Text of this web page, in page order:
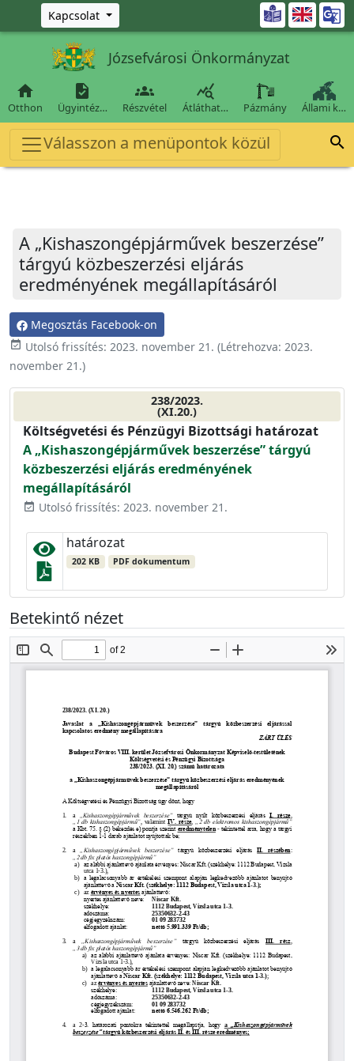
Ugrás a fő tartalomra
Kapcsolat 
Józsefvárosi Önkormányzat

Otthon

Ügyintéz…

Részvétel

Átláthat… Pázmány Állami k…
Válasszon a menüpontok közül 
A „Kishaszongépjárművek beszerzése”
tárgyú közbeszerzési eljárás
eredményének megállapításáról
Megosztás Facebook-on
event_available Utolsó frissítés: 2023. november 21. (Létrehozva: 2023.
november 21.)
238/2023.
(XI.20.)
Költségvetési és Pénzügyi Bizottsági határozat
A „Kishaszongépjárművek beszerzése” tárgyú
közbeszerzési eljárás eredményének
megállapításáról
event_available Utolsó frissítés: 2023. november 21.
határozat
202 KB PDF dokumentum
Betekintő nézet